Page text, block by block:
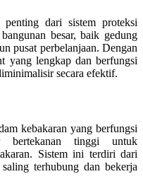
penting dari sistem proteksi
besar, baik gedung
pusat perbelanjaan. Dengan
yang lengkap dan berfungsi
secara efektif.
kebakaran yang berfungsi
bertekanan tinggi untuk
Sistem ini terdiri dari
terhubung dan bekerja